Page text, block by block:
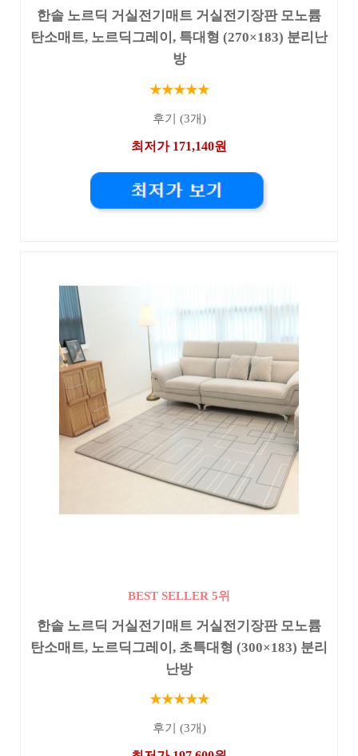
한솔 노르딕 거실전기매트 거실전기장판 모노륨
탄소매트, 노르딕그레이, 특대형 (270×183) 분리난
방
★★★★★
후기 (3개)
최저가 171,140원
BEST SELLER 5위
한솔 노르딕 거실전기매트 거실전기장판 모노륨
탄소매트, 노르딕그레이, 초특대형 (300×183) 분리
난방
★★★★★
후기 (3개)